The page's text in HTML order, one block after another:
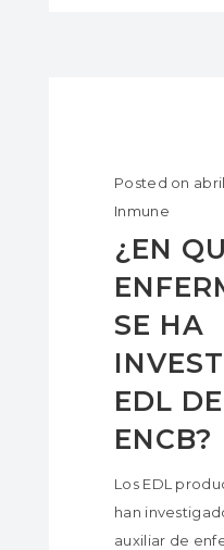
Posted on abril
Inmune
¿EN
SE HA
EDL
ENCB?
Los EDL
han
auxiliar de